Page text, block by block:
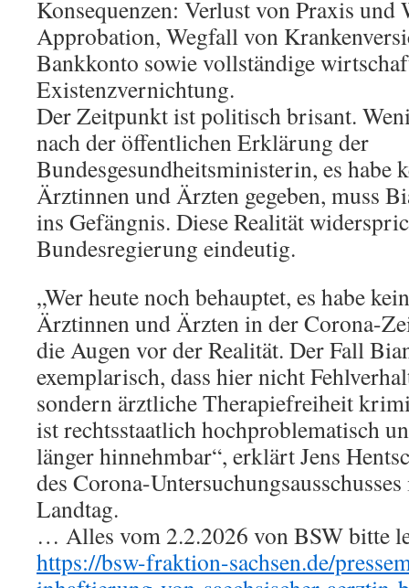
Konsequenzen: Verlust von Praxis und
Approbation, Wegfall von
Bankkonto sowie vollständige
Existenzvernichtung.
Der Zeitpunkt ist politisch brisant.
nach der öffentlichen Erklärung der
Bundesgesundheitsministerin, es habe
Ärztinnen und Ärzten gegeben, muss
ins Gefängnis. Diese Realität
Bundesregierung eindeutig.
„Wer heute noch behauptet, es habe
Ärztinnen und Ärzten in der Corona-
die Augen vor der Realität. Der Fall
exemplarisch, dass hier nicht
sondern ärztliche Therapiefreiheit
ist rechtsstaatlich hochproblematisch
länger hinnehmbar“, erklärt Jens
des Corona-
Landtag.
… Alles vom 2.2.2026 von BSW bitte
https://bsw-fraktion-sachsen.de/